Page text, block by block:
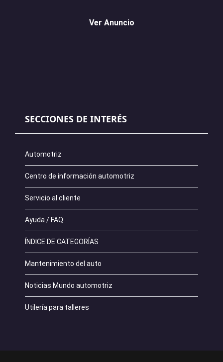
Ver Anuncio
SECCIONES DE INTERÉS
Automotriz
Centro de información automotriz
Servicio al cliente
Ayuda / FAQ
ÍNDICE DE CATEGORÍAS
Mantenimiento del auto
Noticias Mundo automotriz
Utilería para talleres